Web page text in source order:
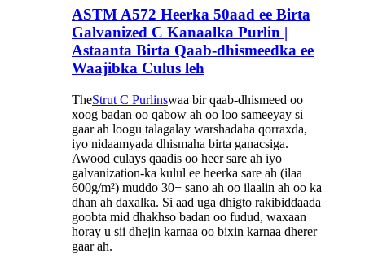
ASTM A572 Heerka 50aad ee Birta
Galvanized C Kanaalka Purlin |
Astaanta Birta Qaab-dhismeedka ee
Waajibka Culus leh
TheStrut C Purlinswaa bir qaab-dhismeed oo
xoog badan oo qabow ah oo loo sameeyay si
gaar ah loogu talagalay warshadaha qorraxda,
iyo nidaamyada dhismaha birta ganacsiga.
Awood culays qaadis oo heer sare ah iyo
galvanization-ka kulul ee heerka sare ah (ilaa
600g/m²) muddo 30+ sano ah oo ilaalin ah oo ka
dhan ah daxalka. Si aad uga dhigto rakibiddaada
goobta mid dhakhso badan oo fudud, waxaan
horay u sii dhejin karnaa oo bixin karnaa dherer
gaar ah.